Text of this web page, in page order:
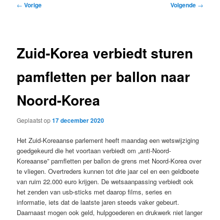
Bericht
← Vorige Volgende →
Zuid-Korea verbiedt sturen
pamfletten per ballon naar
Noord-Korea
Geplaatst op17 december 2020
Het Zuid-Koreaanse parlement heeft maandag een wetswijziging
goedgekeurd die het voortaan verbiedt om „anti-Noord-
Koreaanse” pamfletten per ballon de grens met Noord-Korea over
te vliegen. Overtreders kunnen tot drie jaar cel en een geldboete
van ruim 22.000 euro krijgen. De wetsaanpassing verbiedt ook
het zenden van usb-sticks met daarop films, series en
informatie, iets dat de laatste jaren steeds vaker gebeurt.
Daarnaast mogen ook geld, hulpgoederen en drukwerk niet langer